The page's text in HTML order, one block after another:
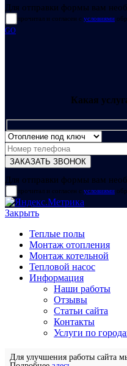
Для отправки формы вам
прочитал и согласен с условиями
GO
Какая
Для отправки формы вам
прочитал и согласен с условиями
Закрыть
Теплые полы
Монтаж отопления
Монтаж котельной
Тепловой насос
Информация
Наши работы
Отзывы
Статьи сайта
Контакты
Услуги по
Для улучшения работы сайта